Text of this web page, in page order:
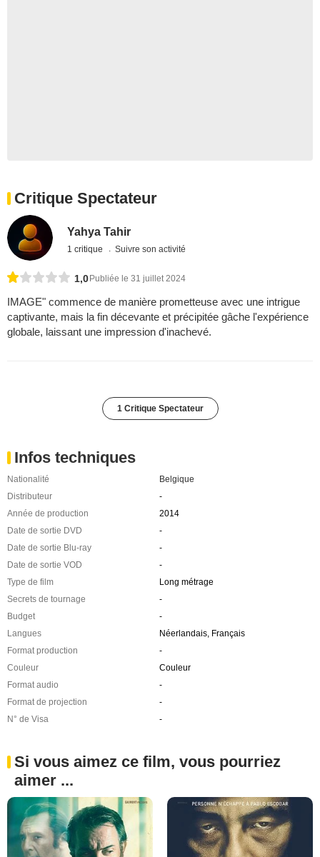
Critique Spectateur
Yahya Tahir
1 critique Suivre son activité
1,0 Publiée le 31 juillet 2024
IMAGE" commence de manière prometteuse avec une intrigue
captivante, mais la fin décevante et précipitée gâche l'expérience
globale, laissant une impression d'inachevé.
1 Critique Spectateur
Infos techniques
Nationalité
Belgique
Distributeur
-
Année de production
2014
Date de sortie DVD
-
Date de sortie Blu-ray
-
Date de sortie VOD
-
Type de film
Long métrage
Secrets de tournage
-
Budget
-
Langues
Néerlandais, Français
Format production
-
Couleur
Couleur
Format audio
-
Format de projection
-
N° de Visa
-
Si vous aimez ce film, vous pourriez
aimer ...